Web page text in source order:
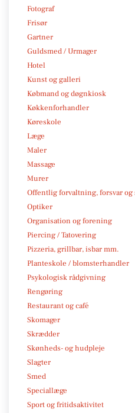
Fotograf
Frisør
Gartner
Guldsmed / Urmager
Hotel
Kunst og galleri
Købmand og døgnkiosk
Køkkenforhandler
Køreskole
Læge
Maler
Massage
Murer
Offentlig forvaltning, forsvar
Optiker
Organisation og forening
Piercing / Tatovering
Pizzeria, grillbar, isbar mm.
Planteskole / blomsterhandler
Psykologisk rådgivning
Rengøring
Restaurant og café
Skomager
Skrædder
Skønheds- og hudpleje
Slagter
Smed
Speciallæge
Sport og fritidsaktivitet